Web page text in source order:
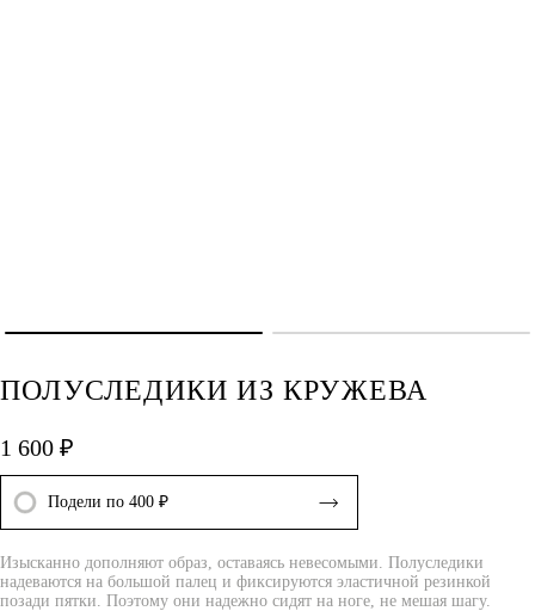
ПОЛУСЛЕДИКИ ИЗ КРУЖЕВА
1 600 ₽
Подели по 400 ₽
Изысканно дополняют образ, оставаясь невесомыми. Полуследики
надеваются на большой палец и фиксируются эластичной резинкой
позади пятки. Поэтому они надежно сидят на ноге, не мешая шагу.